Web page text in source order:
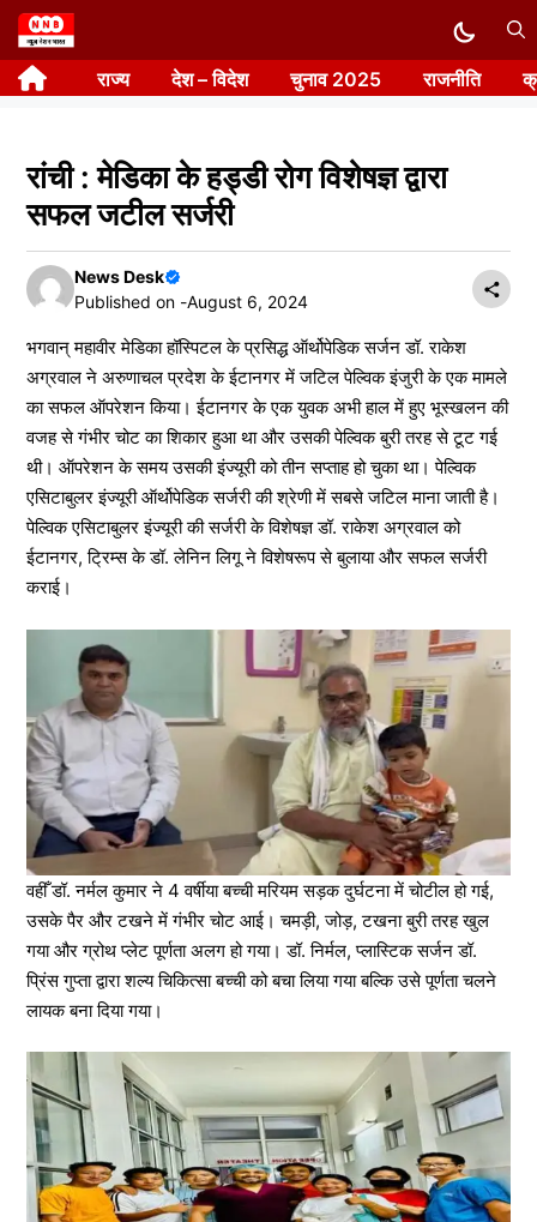
Skip
to
content राज्य देश – विदेश चुनाव 2025 राजनीति
रांची : मेडिका के हड्डी रोग विशेषज्ञ द्वारा
सफल जटील सर्जरी
News Desk
Published on -August 6, 2024
भगवान् महावीर मेडिका हॉस्पिटल के प्रसिद्ध ऑर्थोपेडिक सर्जन डॉ. राकेश
अग्रवाल ने अरुणाचल प्रदेश के ईटानगर में जटिल पेल्विक इंजुरी के एक मामले
का सफल ऑपरेशन किया। ईटानगर के एक युवक अभी हाल में हुए भूस्खलन की
वजह से गंभीर चोट का शिकार हुआ था और उसकी पेल्विक बुरी तरह से टूट गई
थी। ऑपरेशन के समय उसकी इंज्यूरी को तीन सप्ताह हो चुका था। पेल्विक
एसिटाबुलर इंज्यूरी ऑर्थोपेडिक सर्जरी की श्रेणी में सबसे जटिल माना जाती है।
पेल्विक एसिटाबुलर इंज्यूरी की सर्जरी के विशेषज्ञ डॉ. राकेश अग्रवाल को
ईटानगर, ट्रिम्स के डॉ. लेनिन लिगू ने विशेषरूप से बुलाया और सफल सर्जरी
कराई।
वहीँ डॉ. नर्मल कुमार ने 4 वर्षीया बच्ची मरियम सड़क दुर्घटना में चोटील हो गई,
उसके पैर और टखने में गंभीर चोट आई। चमड़ी, जोड़, टखना बुरी तरह खुल
गया और ग्रोथ प्लेट पूर्णता अलग हो गया। डॉ. निर्मल, प्लास्टिक सर्जन डॉ.
प्रिंस गुप्ता द्वारा शल्य चिकित्सा बच्ची को बचा लिया गया बल्कि उसे पूर्णता चलने
लायक बना दिया गया।